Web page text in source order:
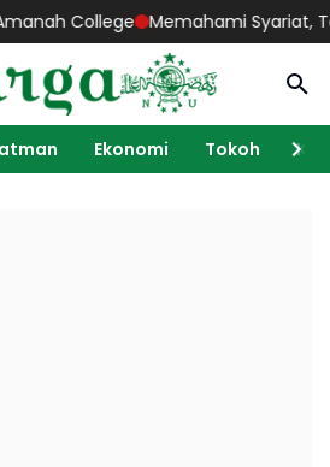
College Memahami Syariat,
Ekonomi Tokoh